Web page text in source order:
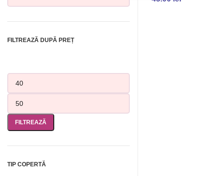
FILTREAZĂ DUPĂ PREȚ
FILTREAZĂ
TIP COPERTĂ